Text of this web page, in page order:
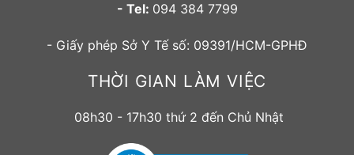
- Tel: 094 384 7799
- Giấy phép Sở Y Tế số: 09391/HCM-GPHĐ
THỜI GIAN LÀM VIỆC
08h30 - 17h30 thứ 2 đến Chủ Nhật